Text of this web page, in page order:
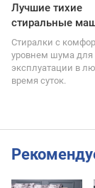
Лучшие тихие
стиральные
Стиралки с
уровнем шума для
эксплуатации в
время суток.